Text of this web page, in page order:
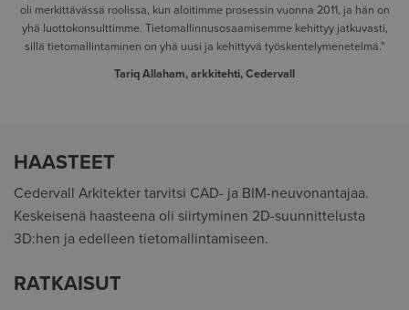
oli merkittävässä roolissa, kun aloitimme prosessin vuonna 2011, ja hän on
yhä luottokonsulttimme. Tietomallinnusosaamisemme kehittyy jatkuvasti,
sillä tietomallintaminen on yhä uusi ja kehittyvä työskentelymenetelmä.”
Tariq Allaham, arkkitehti, Cedervall
HAASTEET
Cedervall Arkitekter tarvitsi CAD- ja BIM-neuvonantajaa.
Keskeisenä haasteena oli siirtyminen 2D-suunnittelusta
3D:hen ja edelleen tietomallintamiseen.
RATKAISUT